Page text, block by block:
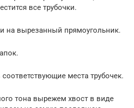
все трубочки.
на вырезанный прямоугольник.
места трубочек.
тона вырежем хвост в виде